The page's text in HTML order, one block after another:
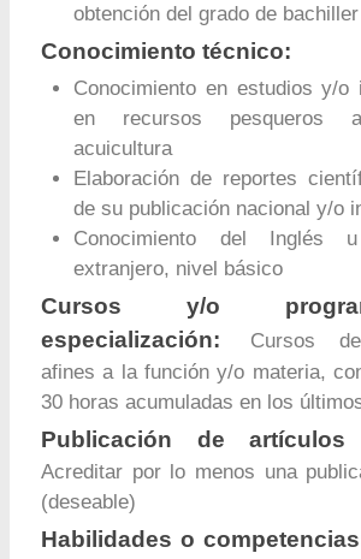
obtención del grado de bachiller
Conocimiento técnico:
Conocimiento en estudios y/o
en recursos pesqueros
acuicultura
Elaboración de reportes
de su publicación nacional y/o
Conocimiento del Inglés
extranjero, nivel básico
Cursos y/o
especialización:
Cursos de
afines a la función y/o materia,
30 horas acumuladas en los
Publicación de artículos
Acreditar por lo menos una
(deseable)
Habilidades o